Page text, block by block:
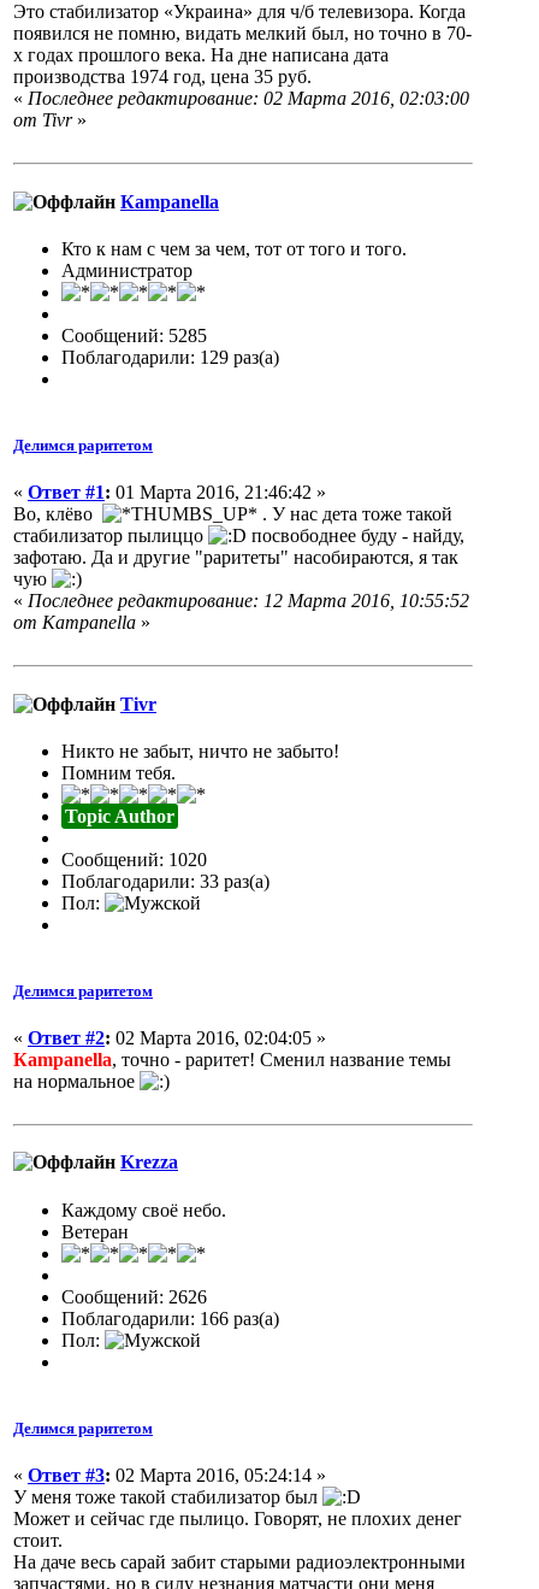
Это стабилизатор «Украина» для ч/б телевизора. Когда
появился не помню, видать мелкий был, но точно в 70-
х годах прошлого века. На дне написана дата
производства 1974 год, цена 35 руб.
« Последнее редактирование: 02 Марта 2016, 02:03:00
от Tivr»
Кampanella
Кто к нам с чем за чем, тот от того и того.
Администратор
Сообщений: 5285
Поблагодарили: 129 раз(а)
Делимся раритетом
« Ответ #1: 01 Марта 2016, 21:46:42 »
Во, клёво
. У нас дета тоже такой
стабилизатор пылиццо
посвободнее буду - найду,
зафотаю. Да и другие "раритеты" насобираются, я так
чую
« Последнее редактирование: 12 Марта 2016, 10:55:52
от Кampanella »
Tivr
Никто не забыт, ничто не забыто!
Помним тебя.
Topic Author
Сообщений: 1020
Поблагодарили: 33 раз(а)
Пол:
Делимся раритетом
« Ответ #2: 02 Марта 2016, 02:04:05 »
Кampanella, точно - раритет! Сменил название темы
на нормальное
Krezza
Каждому своё небо.
Ветеран
Сообщений: 2626
Поблагодарили: 166 раз(а)
Пол:
Делимся раритетом
« Ответ #3: 02 Марта 2016, 05:24:14 »
У меня тоже такой стабилизатор был
Может и сейчас где пылицо. Говорят, не плохих денег
стоит.
На даче весь сарай забит старыми радиоэлектронными
запчастями, но в силу незнания матчасти они меня